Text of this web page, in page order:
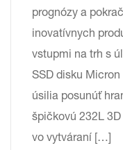
prognózy a
inovatívnych
vstupmi na trh s
SSD disku
úsilia posunúť
špičkovú 232L
vo vytváraní […]